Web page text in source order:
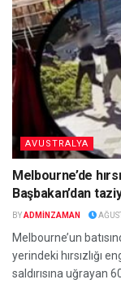
AVUSTRALYA
Melbourne’de
Başbakan’dan
BYADMINZAMAN
Melbourne’un
yerindeki hırsızlığı
saldırısına uğrayan